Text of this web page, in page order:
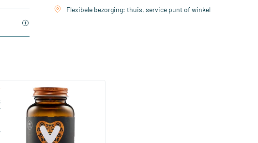
Flexibele bezorging: thuis, service punt of winkel
(158)
Super D3 Extra Sterk 75 mcg
vitamine D
60/​120 softgels
Vitaminstore